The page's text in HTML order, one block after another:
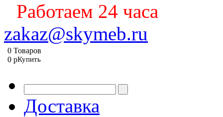
Работаем 24 часа
zakaz@skymeb.ru
0 Товаров
0 pКупить
Доставка